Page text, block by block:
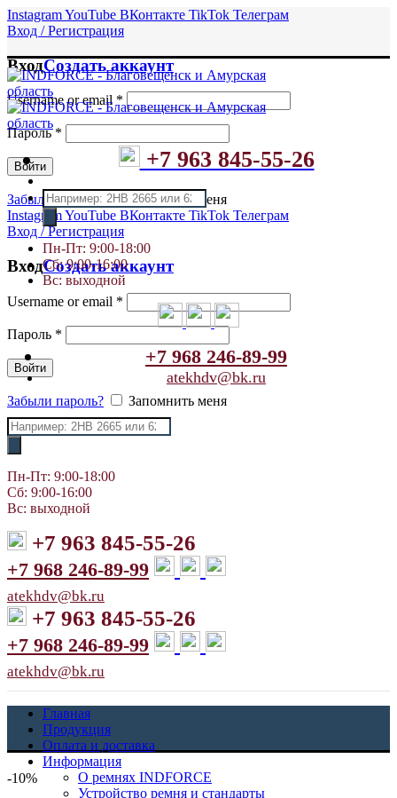
InstagramYouTube ВКонтакте TikTok Телеграм
Вход / Регистрация
ВходСоздать аккаунт
Username or email *
Пароль*
Войти
Забыли пароль?
Запомнить меня
InstagramYouTube ВКонтакте TikTok Телеграм
Вход / Регистрация
ВходСоздать аккаунт
Username or email *
Пароль *
Войти
Забыли пароль? Запомнить меня
+7 963 845-55-26
Поиск
товаров
Пн-Пт: 9:00-18:00
Сб: 9:00-16:00
Вс: выходной
+7 968 246-89-99
atekhdv@bk.ru
Поиск
товаров
Пн-Пт: 9:00-18:00
Сб: 9:00-16:00
Вс: выходной
+7 963 845-55-26
+7 968 246-89-99
atekhdv@bk.ru
+7 963 845-55-26
+7 968 246-89-99
atekhdv@bk.ru
Главная
Продукция
Оплата и доставка
Информация
О ремнях INDFORCE
Устройство ремня и стандарты
-10%